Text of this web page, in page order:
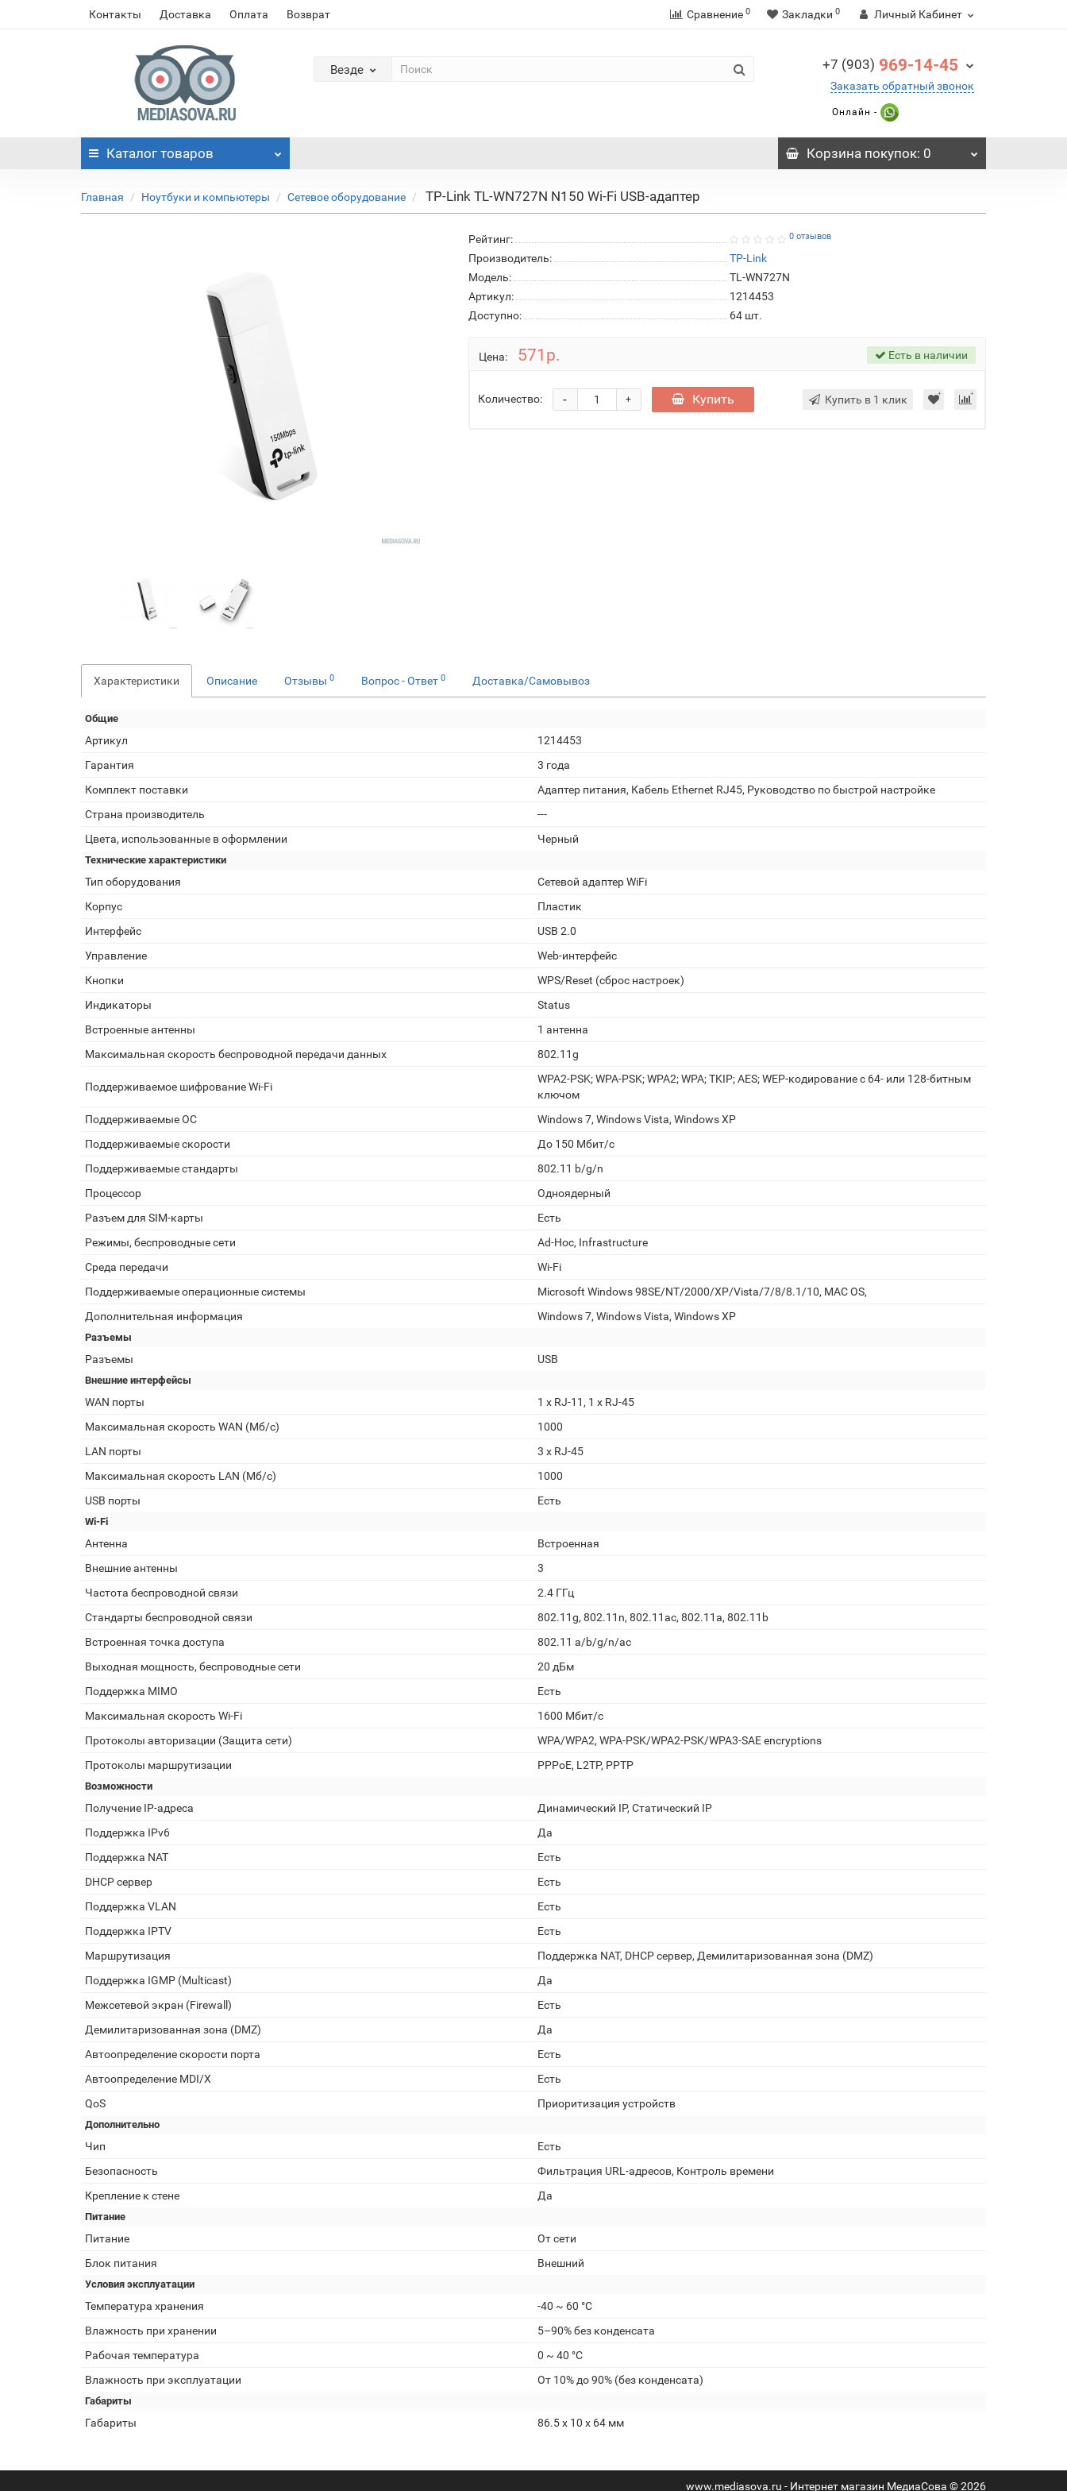
Контакты Доставка Оплата Возврат Сравнение 0 Закладки 0 Личный Кабинет
Везде +7 (903) 969-14-45
Заказать обратный звонок
Онлайн -
Каталог товаров Корзинапокупок: 0
Главная Ноутбуки и компьютеры Сетевое оборудование TP-Link TL-WN727N N150 Wi-Fi USB-адаптер
Рейтинг: 0 отзывов
Производитель:
TP-Link
Модель:
TL-WN727N
Артикул:
1214453
Доступно:
64шт.
Цена: 571р. Есть в наличии
Количество: +
- Купить Купить в 1 клик
Характеристики Описание Отзывы 0 Вопрос - Ответ 0 Доставка/Самовывоз
Общие
Артикул
1214453
Гарантия
3 года
Комплект поставки
Адаптер питания, Кабель Ethernet RJ45, Руководство по быстрой настройке
Страна производитель
---
Цвета, использованные в оформлении
Черный
Технические характеристики
Тип оборудования
Сетевой адаптер WiFi
Корпус
Пластик
Интерфейс
USB 2.0
Управление
Web-интерфейс
Кнопки
WPS/Reset (сброс настроек)
Индикаторы
Status
Встроенные антенны
1 антенна
Максимальная скорость беспроводной передачи данных
802.11g
Поддерживаемое шифрование Wi-Fi
WPA2-PSK; WPA-PSK; WPA2; WPA; TKIP; AES; WEP-кодирование с 64- или 128-битным
ключом
Поддерживаемые ОС
Windows 7, Windows Vista, Windows XP
Поддерживаемые скорости
До 150 Мбит/с
Поддерживаемые стандарты
802.11 b/g/n
Процессор
Одноядерный
Разъем для SIM-карты
Есть
Режимы, беспроводные сети
Ad-Hoc, Infrastructure
Среда передачи
Wi-Fi
Поддерживаемые операционные системы
Microsoft Windows 98SE/NT/2000/XP/Vista/7/8/8.1/10, MAC OS,
Дополнительная информация
Windows 7, Windows Vista, Windows XP
Разъемы
Разъемы USB
Внешние интерфейсы
WAN порты
1 x RJ-11, 1 x RJ-45
Максимальная скорость WAN (Мб/с)
1000
LAN порты
3 х RJ-45
Максимальная скорость LAN (Мб/с)
1000
USB порты
Есть
Wi-Fi
Антенна
Встроенная
Внешние антенны
3
Частота беспроводной связи
2.4 ГГц
Стандарты беспроводной связи
802.11g, 802.11n, 802.11aс, 802.11a, 802.11b
Встроенная точка доступа
802.11 a/b/g/n/ас
Выходная мощность, беспроводные сети
20 дБм
Поддержка MIMO
Есть
Максимальная скорость Wi-Fi
1600 Мбит/с
Протоколы авторизации (Защита сети)
WPA/WPA2, WPA-PSK/WPA2-PSK/WPA3-SAE encryptions
Протоколы маршрутизации
PPPoE, L2TP, PPTP
Возможности
Получение IP-адреса
Динамический IP, Статический IP
Поддержка IPv6
Да
Поддержка NAT
Есть
DHCP сервер
Есть
Поддержка VLAN
Есть
Поддержка IPTV
Есть
Маршрутизация
Поддержка NAT, DHCP сервер, Демилитаризованная зона (DMZ)
Поддержка IGMP (Multicast)
Да
Межсетевой экран (Firewall)
Есть
Демилитаризованная зона (DMZ)
Да
Автоопределение скорости порта
Есть
Автоопределение MDI/X
Есть
QoS
Приоритизация устройств
Дополнительно
Чип
Есть
Безопасность
Фильтрация URL-адресов, Контроль времени
Крепление к стене
Да
Питание
Питание
От сети
Блок питания
Внешний
Условия эксплуатации
Температура хранения
-40 ~ 60 °C
Влажность при хранении
5–90% без конденсата
Рабочая температура
0 ~ 40 °C
Влажность при эксплуатации
От 10% до 90% (без конденсата)
Габариты
Габариты 86.5 x 10 x 64 мм
www.mediasova.ru - Интернет магазин МедиаСова © 2026